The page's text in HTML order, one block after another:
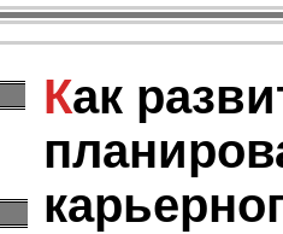
Как развить навыки